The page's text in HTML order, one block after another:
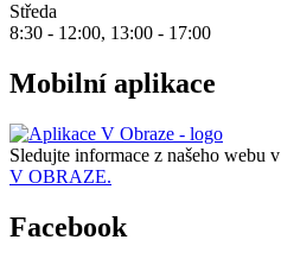
Středa
8:30 - 12:00, 13:00 - 17:00
Mobilní aplikace
Sledujte informace z našeho webu v
V OBRAZE.
Facebook